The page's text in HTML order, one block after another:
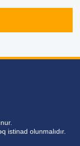
istinad olunmalıdır.